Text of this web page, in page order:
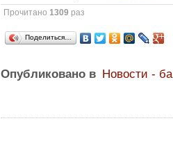
Прочитано1309 раз
Поделиться…
Опубликовано в Новости -